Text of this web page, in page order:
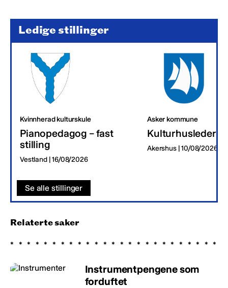
Ledige stillinger
Kvinnherad kulturskule
Pianopedagog – fast
stilling
Vestland | 16/08/2026
Asker kommune
Kulturhusleder
Akershus | 10/08/2026
Se alle stillinger
Relaterte saker
Instrumentpengene som
forduftet